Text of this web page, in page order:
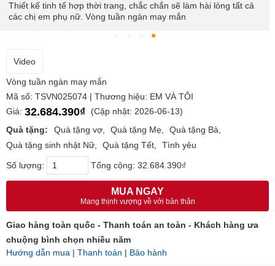
Thiết kế tinh tế hợp thời trang, chắc chắn sẽ làm hài lòng tất cả
các chị em phụ nữ. Vòng tuần ngàn may mắn
Video
Vòng tuần ngàn may mắn
Mã số: TSVN025074 | Thương hiệu: EM VÀ TÔI
Giá: 32.684.390₫
(Cập nhật: 2026-06-13)
Quà tặng:
Quà tặng vợ Quà tặng Mẹ
Quà tặng Bà
Quà tặng sinh nhật Nữ
Quà tặng Tết Tình yêu
Số lượng: Tổng cộng: 32.684.390₫
MUA NGAY
Mang thịnh vượng về với bản thân
Giao hàng toàn quốc - Thanh toán an toàn - Khách hàng ưa
chuộng bình chọn nhiều năm
Hướng dẫn mua | Thanh toán | Bảo hành